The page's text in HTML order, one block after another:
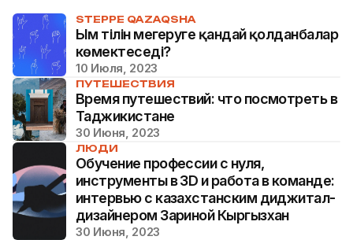
STEPPE QAZAQSHA
Ым тілін меңгеруге қандай қолданбалар
көмектеседі?
10 Июля, 2023
ПУТЕШЕСТВИЯ
Время путешествий: что посмотреть в
Таджикистане
30 Июня, 2023
ЛЮДИ
Обучение профессии с нуля,
инструменты в 3D и работа в команде:
интервью с казахстанским диджитал-
дизайнером Зариной Кыргызхан
30 Июня, 2023